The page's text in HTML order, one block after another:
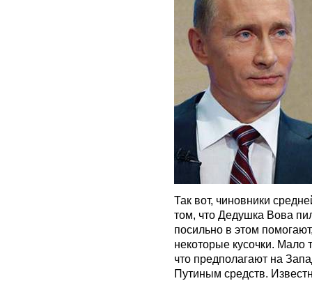
Так вот, чиновники
том, что Дедушка Вова
посильно в этом
некоторые кусочки. Мало
что предполагают на
Путиным средств.